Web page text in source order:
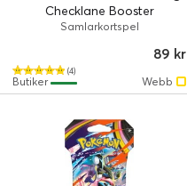
Checklane Booster
Samlarkortspel
(4)
89 kr
Webb
Butiker